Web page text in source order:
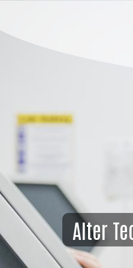
Alter